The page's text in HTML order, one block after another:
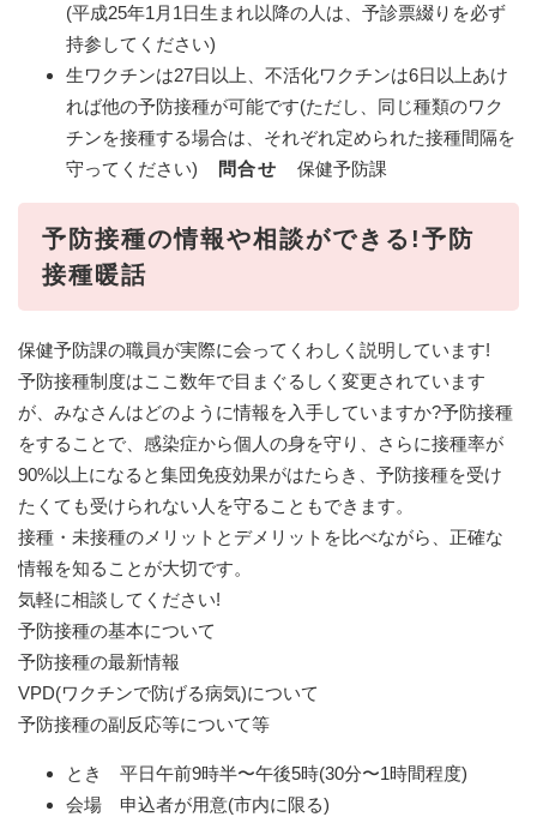
(平成25年1月1日生まれ以降の人は、予診票綴りを必ず
持参してください)
生ワクチンは27日以上、不活化ワクチンは6日以上あけ
れば他の予防接種が可能です(ただし、同じ種類のワク
チンを接種する場合は、それぞれ定められた接種間隔を
守ってください) 問合せ 保健予防課
予防接種の情報や相談ができる!予防
接種暖話
保健予防課の職員が実際に会ってくわしく説明しています!
予防接種制度はここ数年で目まぐるしく変更されています
が、みなさんはどのように情報を入手していますか?予防接種
をすることで、感染症から個人の身を守り、さらに接種率が
90%以上になると集団免疫効果がはたらき、予防接種を受け
たくても受けられない人を守ることもできます。
接種・未接種のメリットとデメリットを比べながら、正確な
情報を知ることが大切です。
気軽に相談してください!
予防接種の基本について
予防接種の最新情報
VPD(ワクチンで防げる病気)について
予防接種の副反応等について等
とき 平日午前9時半〜午後5時(30分〜1時間程度)
会場 申込者が用意(市内に限る)